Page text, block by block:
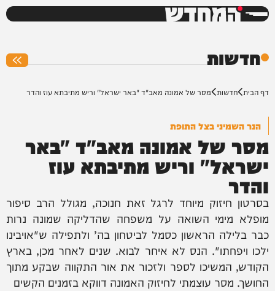
המחדש
חדשות
דף הבית חדשות מסר של אמונה מאב"ד "באר ישראל" וריש מתיבתא עוז והדר
הנר השמיני בצל התופת
מסר של אמונה מאב"ד "באר
ישראל" וריש מתיבתא עוז
והדר
בסרטון חיזוק מיוחד לרגל זאת חנוכה, מגולל הרב סיפור
מופלא מימי השואה על משפחה שהדליקה שמונה נרות
כבר בלילה הראשון כסמל לביטחון בה’ ולתפילה ש"אויבינו
ילכו ויפחתו". הנס לא איחר לבוא. שנים לאחר מכן, בארץ
הקודש, המשיכו לספר ולזכור את אור התקווה שבקע מתוך
החושך. מסר עוצמתי לחיזוק האמונה דווקא בזמנים הקשים